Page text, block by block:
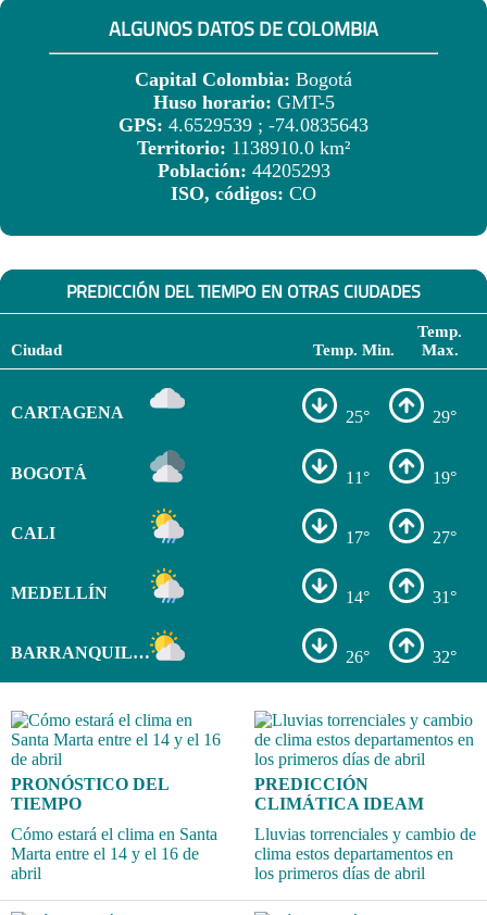
ALGUNOS DATOS DE COLOMBIA
Capital Colombia: Bogotá
Huso horario: GMT-5
GPS: 4.6529539 ; -74.0835643
Territorio: 1138910.0 km²
Población: 44205293
ISO, códigos: CO
PREDICCIÓN DEL TIEMPO EN OTRAS CIUDADES
Ciudad Temp. Min.
Temp.
Max.
CARTAGENA 25° 29°
BOGOTÁ 11° 19°
CALI 17° 27°
MEDELLÍN 14° 31°
BARRANQUILLA 26° 32°
PRONÓSTICO DEL
TIEMPO
Cómo estará el clima en Santa
Marta entre el 14 y el 16 de
abril
PREDICCIÓN
CLIMÁTICA IDEAM
Lluvias torrenciales y cambio de
clima estos departamentos en
los primeros días de abril